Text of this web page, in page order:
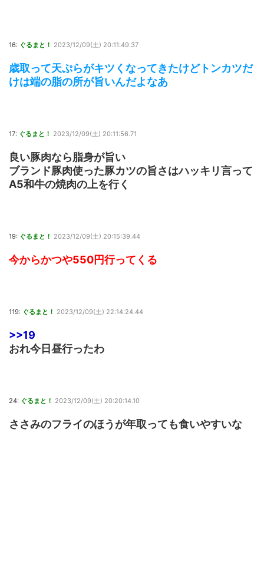
16: ぐるまと！ 2023/12/09(土) 20:11:49.37
歳取って天ぷらがキツくなってきたけどトンカツだ
けは端の脂の所が旨いんだよなあ
17: ぐるまと！ 2023/12/09(土) 20:11:56.71
良い豚肉なら脂身が旨い
ブランド豚肉使った豚カツの旨さはハッキリ言って
A5和牛の焼肉の上を行く
19: ぐるまと！ 2023/12/09(土) 20:15:39.44
今からかつや550円行ってくる
119: ぐるまと！ 2023/12/09(土) 22:14:24.44
>>19
おれ今日昼行ったわ
24: ぐるまと！ 2023/12/09(土) 20:20:14.10
ささみのフライのほうが年取っても食いやすいな